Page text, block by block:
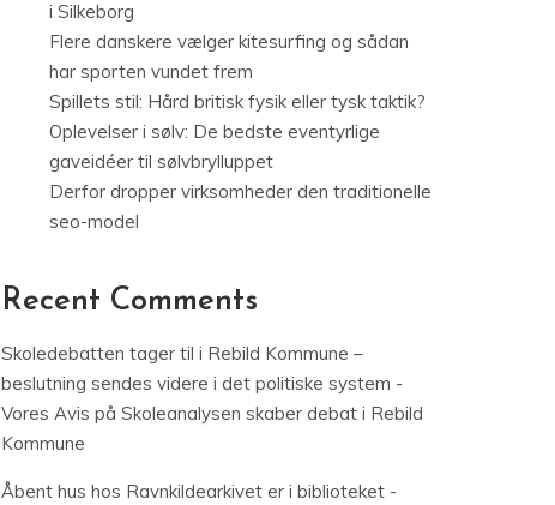
i Silkeborg
Flere danskere vælger kitesurfing og sådan
har sporten vundet frem
Spillets stil: Hård britisk fysik eller tysk taktik?
Oplevelser i sølv: De bedste eventyrlige
gaveidéer til sølvbrylluppet
Derfor dropper virksomheder den traditionelle
seo-model
Recent Comments
Skoledebatten tager til i Rebild Kommune –
beslutning sendes videre i det politiske system -
Vores Avis på Skoleanalysen skaber debat i Rebild
Kommune
Åbent hus hos Ravnkildearkivet er i biblioteket -